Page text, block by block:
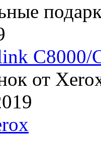
C8000/
от